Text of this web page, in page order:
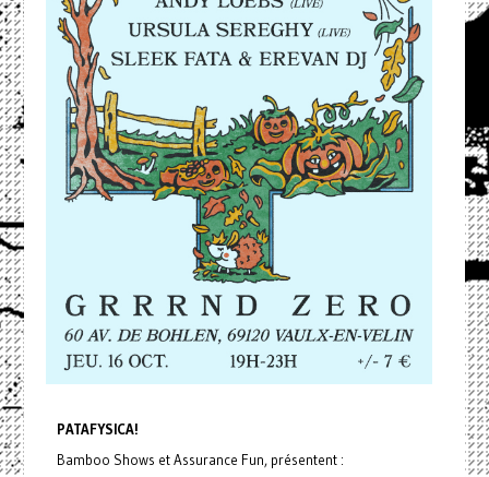
PATAFYSICA!
Bamboo Shows et Assurance Fun, présentent :